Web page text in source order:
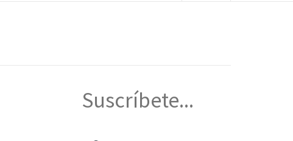
Suscríbete...